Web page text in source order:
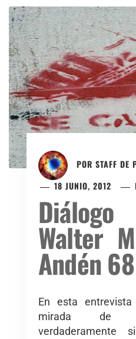
POR STAFF DE
18 JUNIO, 2012
Walter
Andén 68
En esta
mirada de
verdaderamente